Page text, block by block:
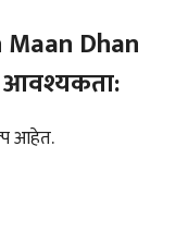
Dhan
आवश्यकता:
आहेत.